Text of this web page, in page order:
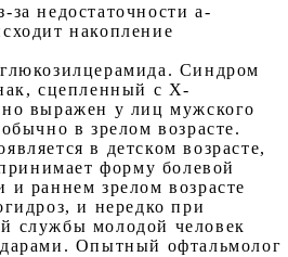
недостаточности а-
накопление
Синдром
сцепленный с Х-
выражен у лиц мужского
в зрелом возрасте.
в детском возрасте,
форму болевой
раннем зрелом возрасте
и нередко при
службы молодой человек
Опытный офтальмолог